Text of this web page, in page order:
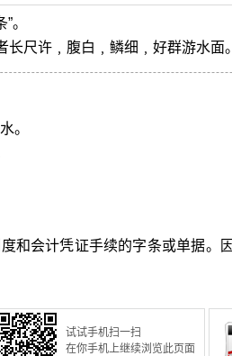
。
长尺许﹐腹白﹐鳞细﹐好群游水面
。
和会计凭证手续的字条或单据。
试试手机扫一扫
在你手机上继续浏览此页面